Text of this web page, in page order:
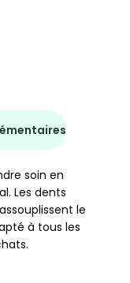
soin en
Les dents
le
à tous les